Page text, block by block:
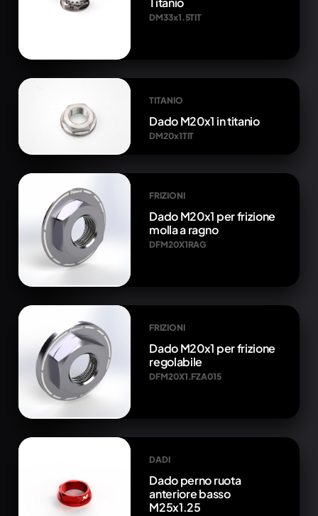
DM33x1.5TIT
TITANIO
Dado M20x1 in titanio
DM20x1TIT
FRIZIONI
Dado M20x1 per frizione
molla a ragno
DFM20X1RAG
FRIZIONI
Dado M20x1 per frizione
regolabile
DFM20X1.FZA015
DADI
Dado perno ruota
anteriore basso
M25x1.25